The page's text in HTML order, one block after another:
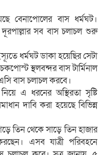
বেনাপোলের বাস ধর্মঘট।
সব বাস চলাচল শুরু
ধর্মঘট ডাকা হয়েছির সেটা
স্থলবন্দর বাস টার্মিনাল
বাস চলাচল করবে।
এ ধরনের অস্থিরতা সৃষ্টি
দাবি করা হয়েছে বিভিন্ন
তিন থেকে সাড়ে তিন হাজার
এসব যাত্রী পরিবহনে